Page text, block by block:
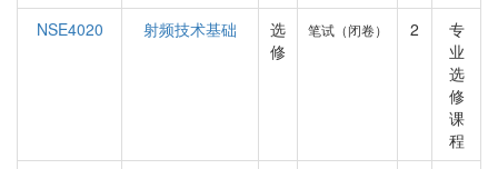
NSE4020
射频技术基础
选
修
笔试（闭卷） 2
专
业
选
修
课
程